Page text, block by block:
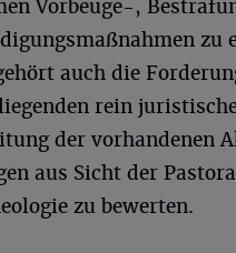
Vorbeuge-,
zu
auch die
rein
der vorhandenen
aus Sicht der
zu bewerten.